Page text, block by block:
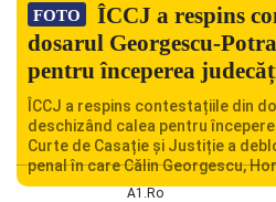
FOTO
ÎCCJ a respins
dosarul Georgescu-
pentru începerea
ÎCCJ a respins contestațiile din
deschizând calea pentru
Curte de Casație și Justiție a
penal în care Călin Georgescu,
persoane sunt acuzați de acțiuni
A1.ro